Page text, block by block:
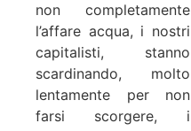
non completamente
l’affare acqua, i nostri
capitalisti, stanno
scardinando, molto
lentamente per non
farsi scorgere, i